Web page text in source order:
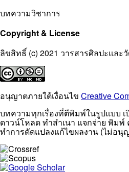
บทความวิชาการ
Copyright & License
ลิขสิทธิ์ (c) 2021 วารสารศิลปะแล
อนุญาตภายใต้เงื่อนไข Creative
บทความทุกเรื่องที่ตีพิมพ์ในรูปแบบ เ
ดาวน์โหลด ทำสำเนา แจกจ่าย พิม
ทำการดัดแปลงแก้ไขผลงาน (ไม่อนุ